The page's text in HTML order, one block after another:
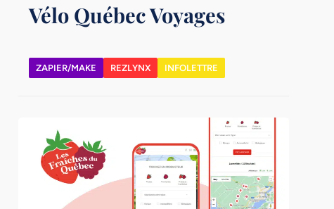
Vélo Québec Voyages
ZAPIER/MAKE REZLYNX INFOLETTRE